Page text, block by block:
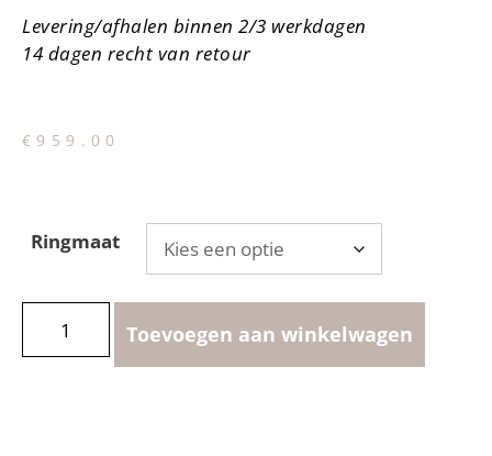
Levering/afhalen binnen 2/3 werkdagen
14 dagen recht van retour
€ 959.00
Ringmaat
Toevoegen aan winkelwagen